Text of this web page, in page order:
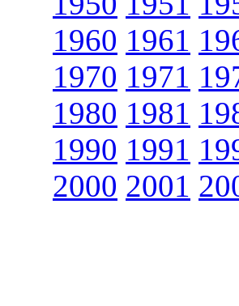
1960 1961
1970 1971
1980 1981
1990 1991
2000 2001